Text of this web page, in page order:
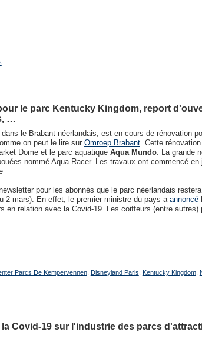
le parc Kentucky Kingdom, report
…
le Brabant néerlandais, est en cours de rénovation
on peut le lire sur Omroep Brabant. Cette
Dome et le parc aquatique Aqua Mundo. La grande
nommé Aqua Racer. Les travaux ont commencé
pour les abonnés que le parc néerlandais
2 mars). En effet, le premier ministre du pays a annoncé
en relation avec la Covid-19. Les coiffeurs (entre autres)
Parcs De Kempervennen, Disneyland Paris Kentucky Kingdom,
Covid-19 sur l'industrie des parcs